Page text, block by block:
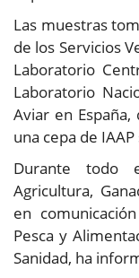
Las muestras
de los Servicios
Laboratorio
Laboratorio
Aviar en
una cepa de
Durante todo
Agricultura,
en
Pesca y
Sanidad, ha